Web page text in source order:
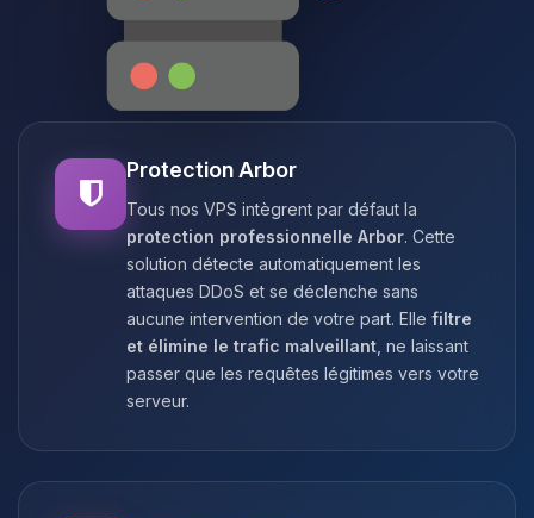
Protection Arbor
Tous nos VPS intègrent par défaut la
protection professionnelle Arbor. Cette
solution détecte automatiquement les
attaques DDoS et se déclenche sans
aucune intervention de votre part. Elle filtre
et élimine le trafic malveillant , ne laissant
passer que les requêtes légitimes vers votre
serveur.